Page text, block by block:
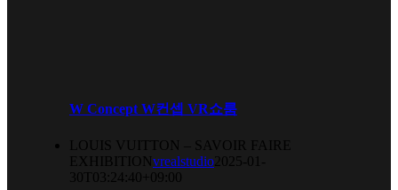
W Concept W컨셉 VR쇼룸
LOUIS VUITTON – SAVOIR FAIRE
EXHIBITIONvrealstudio 2025-01-
30T03:24:40+09:00